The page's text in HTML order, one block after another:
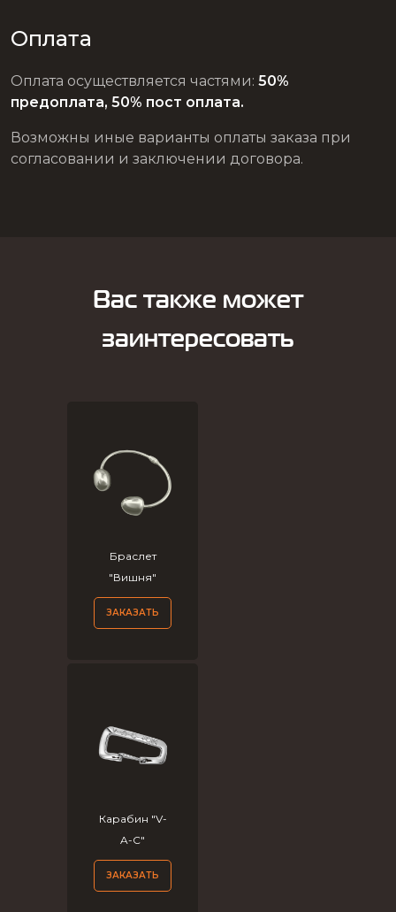
Оплата
Оплата осуществляется частями: 50%
предоплата, 50% пост оплата.
Возможны иные варианты оплаты заказа при
согласовании и заключении договора.
Вас также может
заинтересовать
Браслет
"Вишня"
ЗАКАЗАТЬ
Карабин "V-
A-C"
ЗАКАЗАТЬ